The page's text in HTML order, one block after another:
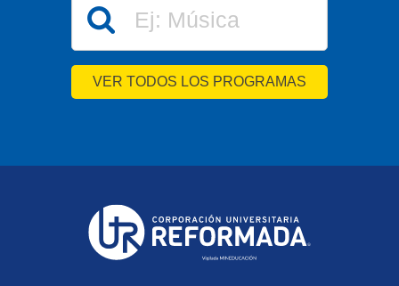
VER TODOS LOS PROGRAMAS